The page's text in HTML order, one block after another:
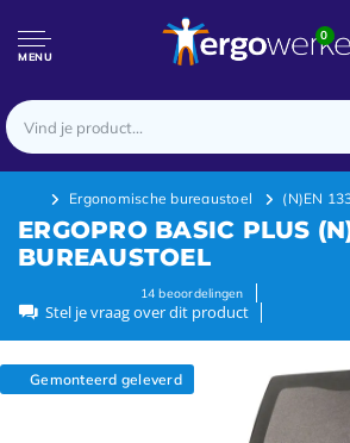
MENU
0
Ergonomische bureaustoel (N)EN
ERGOPRO BASIC PLUS
BUREAUSTOEL
14 beoordelingen
Stel je vraag over dit product
Gemonteerd geleverd